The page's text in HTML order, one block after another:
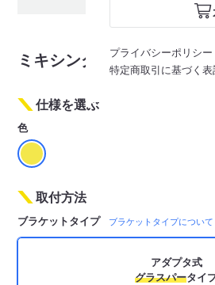
プライバシーポリシー
特定商取引に基づく
ミキシングフォーク MFK042
仕様を選ぶ
色
取付方法
ブラケットタイプ ブラケットタイプについて
アダプタ式
グラスパータイ